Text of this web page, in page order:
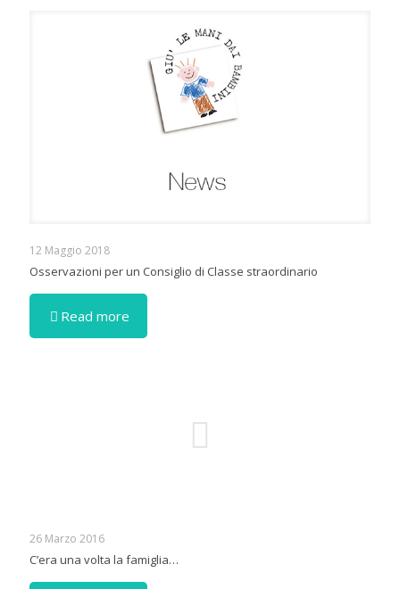
12 Maggio 2018
Osservazioni per un Consiglio di Classe straordinario
Read more
26 Marzo 2016
C’era una volta la famiglia…